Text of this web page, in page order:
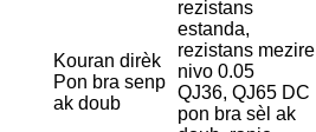
Kouran dirèk
Pon bra senp
ak doub
rezistans
estanda,
rezistans mezire
nivo 0.05
QJ36, QJ65 DC
pon bra sèl ak